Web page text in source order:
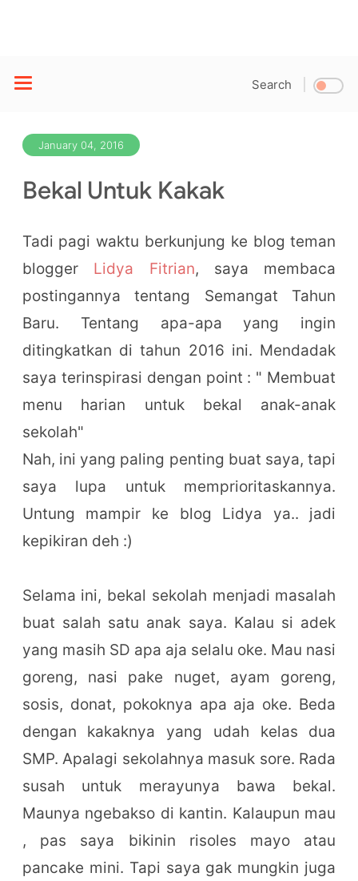
Search
January 04, 2016
Bekal Untuk Kakak
Tadi pagi waktu berkunjung ke blog teman
blogger Lidya Fitrian, saya membaca
postingannya tentang Semangat Tahun
Baru. Tentang apa-apa yang ingin
ditingkatkan di tahun 2016 ini. Mendadak
saya terinspirasi dengan point : " Membuat
menu harian untuk bekal anak-anak
sekolah"
Nah, ini yang paling penting buat saya, tapi
saya lupa untuk memprioritaskannya.
Untung mampir ke blog Lidya ya.. jadi
kepikiran deh :)
Selama ini, bekal sekolah menjadi masalah
buat salah satu anak saya. Kalau si adek
yang masih SD apa aja selalu oke. Mau nasi
goreng, nasi pake nuget, ayam goreng,
sosis, donat, pokoknya apa aja oke. Beda
dengan kakaknya yang udah kelas dua
SMP. Apalagi sekolahnya masuk sore. Rada
susah untuk merayunya bawa bekal.
Maunya ngebakso di kantin. Kalaupun mau
, pas saya bikinin risoles mayo atau
pancake mini. Tapi saya gak mungkin juga